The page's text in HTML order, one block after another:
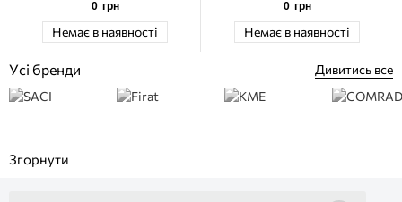
0 грн
Немає в наявності
0 грн
Немає в наявності
Усі бренди Дивитись все